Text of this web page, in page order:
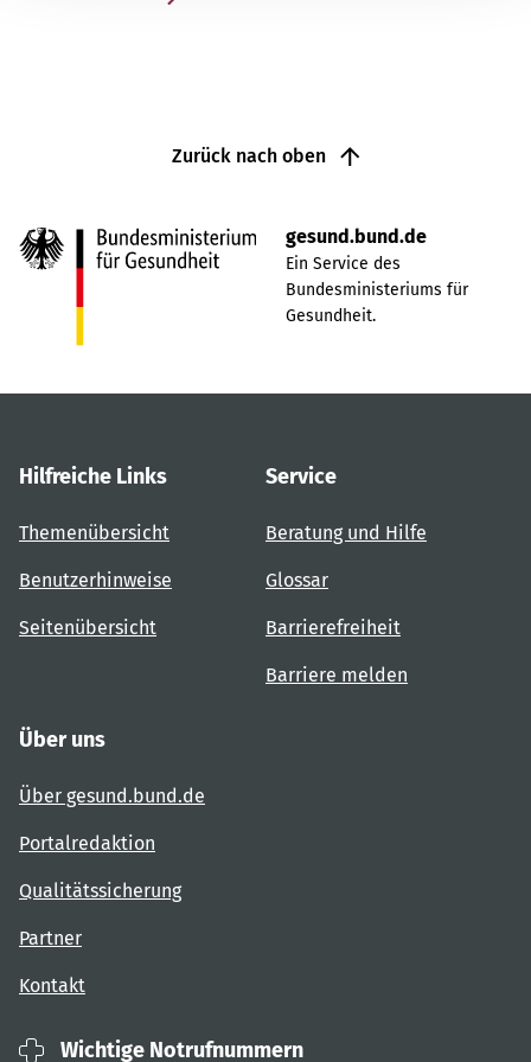
Zurück nach oben
gesund.bund.de
Ein Service des
Bundesministeriums für
Gesundheit.
Hilfreiche Links
Themenübersicht
Benutzerhinweise
Seitenübersicht
Service
Beratung und Hilfe
Glossar
Barrierefreiheit
Barriere melden
Über uns
Über gesund.bund.de
Portalredaktion
Qualitätssicherung
Partner
Kontakt
Wichtige Notrufnummern